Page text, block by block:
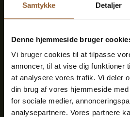
Samtykke Detaljer
Denne hjemmeside bruger
Vi bruger cookies til at tilpasse
annoncer, til at vise dig funktioner
at analysere vores trafik. Vi deler
din brug af vores hjemmeside
for sociale medier,
analysepartnere. Vores partnere
699 KR
12 måneders fri adgang
museer